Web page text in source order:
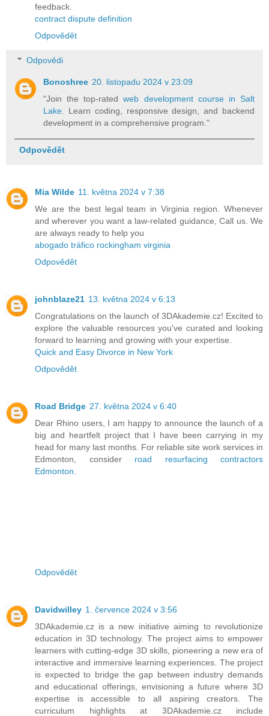
feedback.
contract dispute definition
Odpovědět
Odpovědi
Bonoshree 20. listopadu 2024 v 23:09
"Join the top-ratedweb development course in Salt
Lake . Learn coding, responsive design, and backend
development in a comprehensive program."
Odpovědět
Mia Wilde 11. května 2024 v 7:38
We are the best legal team in Virginia region. Whenever
and wherever you want a law-related guidance, Call us. We
are always ready to help you
abogado tráfico rockingham virginia
Odpovědět
johnblaze21 13. května 2024 v 6:13
Congratulations on the launch of 3DAkademie.cz! Excited to
explore the valuable resources you've curated and looking
forward to learning and growing with your expertise.
Quick and Easy Divorce in New York
Odpovědět
Road Bridge 27. května 2024 v 6:40
Dear Rhino users, I am happy to announce the launch of a
big and heartfelt project that I have been carrying in my
head for many last months. For reliable site work services in
Edmonton, consider road resurfacing contractors
Edmonton.
Odpovědět
Davidwilley 1. července 2024 v 3:56
3DAkademie.cz is a new initiative aiming to revolutionize
education in 3D technology. The project aims to empower
learners with cutting-edge 3D skills, pioneering a new era of
interactive and immersive learning experiences. The project
is expected to bridge the gap between industry demands
and educational offerings, envisioning a future where 3D
expertise is accessible to all aspiring creators. The
curriculum highlights at 3DAkademie.cz include